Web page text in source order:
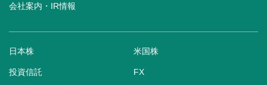
会社案内・IR情報
日本株 米国株
投資信託 FX